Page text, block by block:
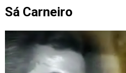
Sá Carneiro